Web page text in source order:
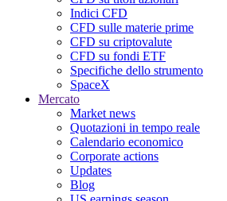
Indici CFD
CFD sulle materie prime
CFD su criptovalute
CFD su fondi ETF
Specifiche dello strumento
SpaceX
Mercato
Market news
Quotazioni in tempo reale
Calendario economico
Corporate actions
Updates
Blog